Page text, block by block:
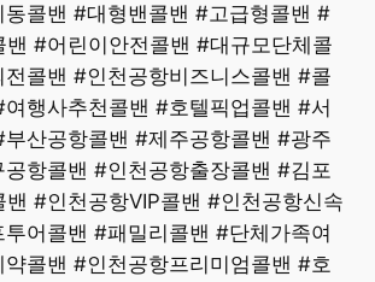
동콜밴 #대형밴콜밴 #고급형콜밴 #
밴 #어린이안전콜밴 #대규모단체콜
콜밴 #인천공항비즈니스콜밴 #콜
행사추천콜밴 #호텔픽업콜밴 #서
산공항콜밴 #제주공항콜밴 #광주
항콜밴 #인천공항출장콜밴 #김포
밴 #인천공항VIP콜밴 #인천공항신속
어콜밴 #패밀리콜밴 #단체가족여
콜밴 #인천공항프리미엄콜밴 #호